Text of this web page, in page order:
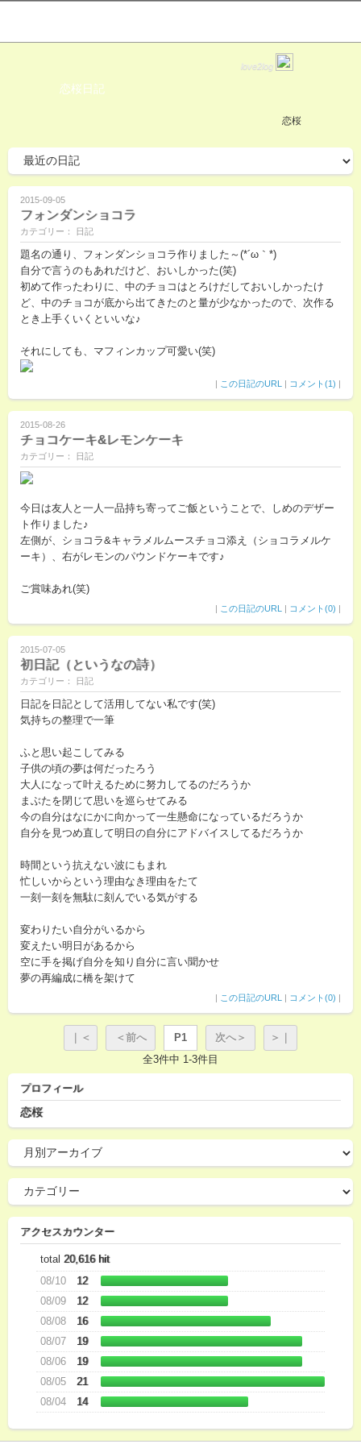
love2log
恋桜日記
恋桜
2015-09-05
フォンダンショコラ
カテゴリー： 日記
題名の通り、フォンダンショコラ作りました～(*´ω｀*)
自分で言うのもあれだけど、おいしかった(笑)
初めて作ったわりに、中のチョコはとろけだしておいしかったけ
ど、中のチョコが底から出てきたのと量が少なかったので、次作る
とき上手くいくといいな♪
それにしても、マフィンカップ可愛い(笑)
| この日記のURL | コメント(1) |
2015-08-26
チョコケーキ&レモンケーキ
カテゴリー： 日記
今日は友人と一人一品持ち寄ってご飯ということで、しめのデザー
ト作りました♪
左側が、ショコラ&キャラメルムースチョコ添え（ショコラメルケ
ーキ）、右がレモンのパウンドケーキです♪
ご賞味あれ(笑)
| この日記のURL | コメント(0) |
2015-07-05
初日記（というなの詩）
カテゴリー： 日記
日記を日記として活用してない私です(笑)
気持ちの整理で一筆
ふと思い起こしてみる
子供の頃の夢は何だったろう
大人になって叶えるために努力してるのだろうか
まぶたを閉じて思いを巡らせてみる
今の自分はなにかに向かって一生懸命になっているだろうか
自分を見つめ直して明日の自分にアドバイスしてるだろうか
時間という抗えない波にもまれ
忙しいからという理由なき理由をたて
一刻一刻を無駄に刻んでいる気がする
変わりたい自分がいるから
変えたい明日があるから
空に手を掲げ自分を知り自分に言い聞かせ
夢の再編成に橋を架けて
| この日記のURL | コメント(0) |
｜＜ ＜前へ P1 次へ＞
＞｜
全3件中 1-3件目
プロフィール
恋桜
アクセスカウンター
total 20,616 hit
08/10
12
08/09
12
08/08
16
08/07
19
08/06
19
08/05
21
08/04
14